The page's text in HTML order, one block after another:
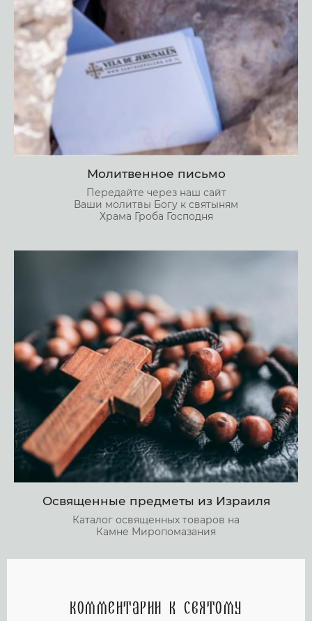
Молитвенное письмо
Передайте через наш сайт
Ваши молитвы Богу к святыням
Храма Гроба Господня
Освященные предметы из Израиля
Каталог освященных товаров на
Камне Миропомазания
Комментарии к святому